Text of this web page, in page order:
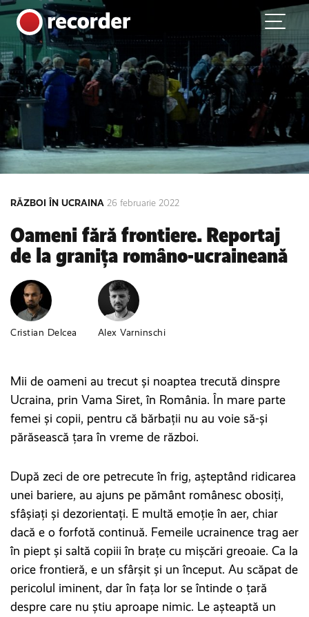
Skip to content
Main Navigation
RĂZBOI ÎN UCRAINA 26 februarie 2022
Oameni fără frontiere. Reportaj
de la granița româno-ucraineană
Cristian Delcea Alex Varninschi
Mii de oameni au trecut și noaptea trecută dinspre
Ucraina, prin Vama Siret, în România. În mare parte
femei și copii, pentru că bărbații nu au voie să-și
părăsească țara în vreme de război.
După zeci de ore petrecute în frig, așteptând ridicarea
unei bariere, au ajuns pe pământ românesc obosiți,
sfâșiați și dezorientați. E multă emoție în aer, chiar
dacă e o forfotă continuă. Femeile ucrainence trag aer
în piept și saltă copiii în brațe cu mișcări greoaie. Ca la
orice frontieră, e un sfârșit și un început. Au scăpat de
pericolul iminent, dar în fața lor se întinde o țară
despre care nu știu aproape nimic. Le așteaptă un